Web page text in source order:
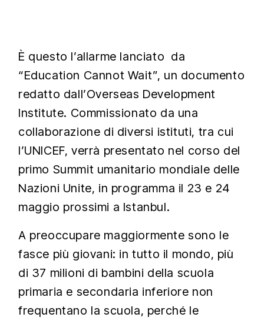
È questo l’allarme lanciato da
“Education Cannot Wait”, un documento
redatto dall’Overseas Development
Institute. Commissionato da una
collaborazione di diversi istituti, tra cui
l’UNICEF, verrà presentato nel corso del
primo Summit umanitario mondiale delle
Nazioni Unite, in programma il 23 e 24
maggio prossimi a Istanbul.
A preoccupare maggiormente sono le
fasce più giovani: in tutto il mondo, più
di 37 milioni di bambini della scuola
primaria e secondaria inferiore non
frequentano la scuola, perché le